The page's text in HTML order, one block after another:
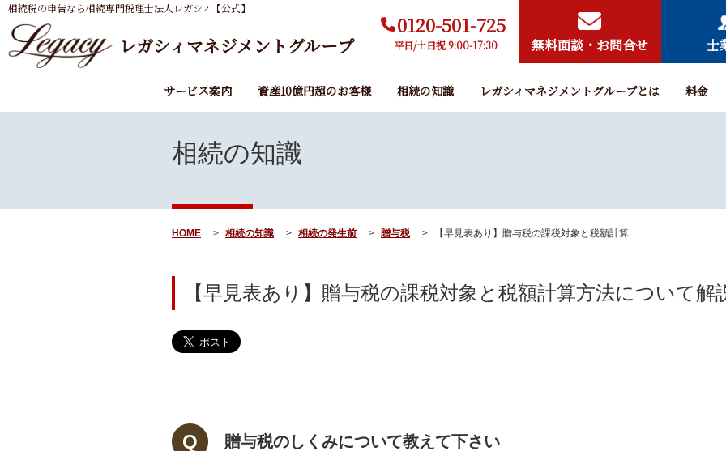
相続税の申告なら相続専門税理士法人レガシィ【公式】
レガシィマネジメントグループ
0120-501-725
平日/土日祝 9:00-17:30 無料面談・お問合せ 士
サービス案内 資産10億円超のお客様 相続の知識 レガシィマネジメントグループとは 料金
相続の知識
HOME 相続の知識 相続の発生前 贈与税 【早見表あり】贈与税の課税対象と税額計算...
【早見表あり】贈与税の課税対象と税額計算方法について解
贈与税のしくみについて教えて下さい